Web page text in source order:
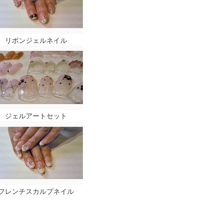
リボンジェルネイル
ジェルアートセット
レンチスカルプネイル